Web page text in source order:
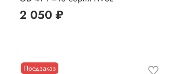
2 050 ₽
Предзаказ